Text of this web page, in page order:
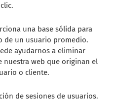
una base sólida para
de un usuario promedio.
ayudarnos a eliminar
nuestra web que originan el
o cliente.
de sesiones de usuarios.